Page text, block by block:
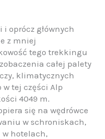
oprócz głównych
z mniej
tego trekkingu
całej palety
klimatycznych
w tej części Alp
4049 m.
się na wędrówce
w schroniskach,
hotelach,